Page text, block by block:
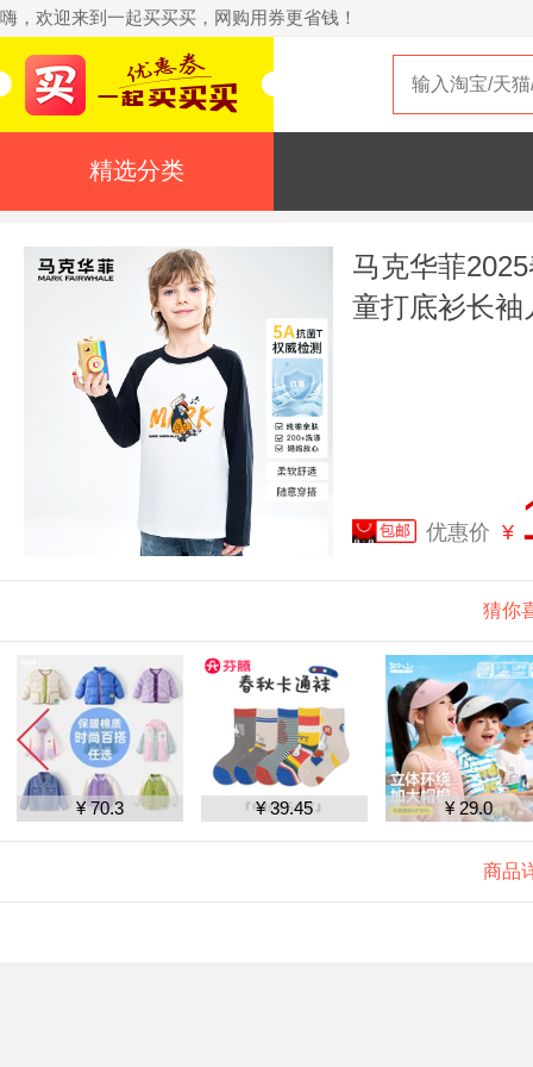
嗨，欢迎来到一起买买买，网购用券更省钱！
精选分类
马克华菲
童打底衫长
优惠价 ¥
猜你
¥ 70.3 ¥ 39.45 ¥ 29.0
商品